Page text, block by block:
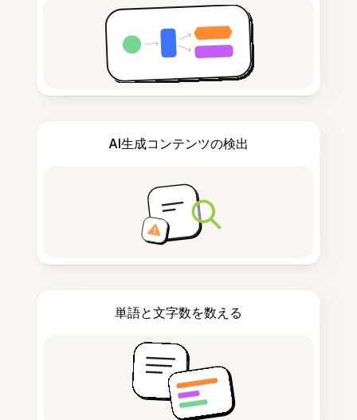
AI生成コンテンツの検出
単語と文字数を数える